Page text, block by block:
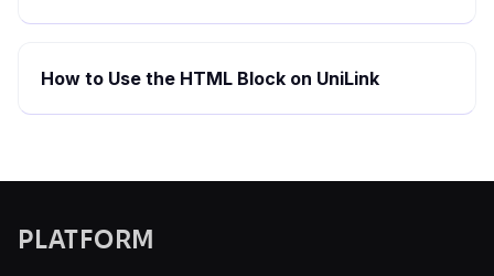
How to Use the HTML Block on UniLink
PLATFORM